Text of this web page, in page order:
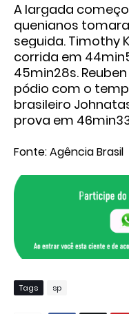
A largada
quenianos
seguida. Timothy
corrida em
45min28s.
pódio com o
brasileiro
prova em
Fonte: Agência Brasil
Tags sp